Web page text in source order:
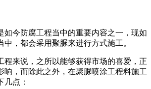
如今防腐工程当中的重要内容之一，现如
中，都会采用聚脲来进行方式施工。
来说，之所以能够获得市场的喜爱，正
响，而除此之外，在聚脲喷涂工程料施工
几点：